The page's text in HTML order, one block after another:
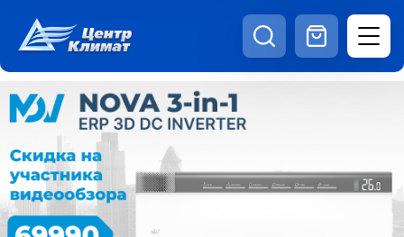
Каталог
Статьи
Наши работы Отзывы
8:00 - 20:00 Шоурум